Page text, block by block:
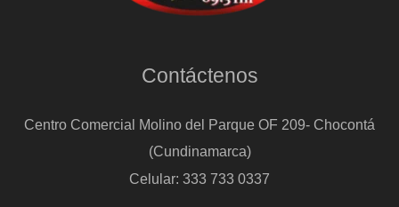
Contáctenos
Centro Comercial Molino del Parque OF 209- Chocontá
(Cundinamarca)
Celular: 333 733 0337